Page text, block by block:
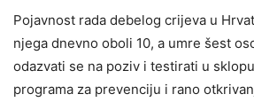
Pojavnost rada debelog crijeva u
njega dnevno oboli 10, a umre šest
odazvati se na poziv i testirati u
programa za prevenciju i rano